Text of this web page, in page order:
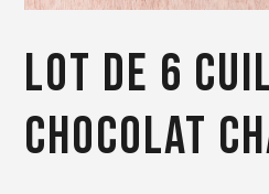
Lot de 6
chocolat